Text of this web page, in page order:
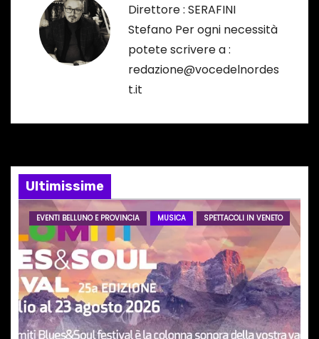
e
a
r
t
i
c
Direttore : SERAFINI
Stefano Per ogni necessità
potete scrivere a :
redazione@vocedelnordes
t.it
Ultimissime
EVENTI BELLUNO E PROVINCIA MUSICA SPETTACOLI IN VENETO